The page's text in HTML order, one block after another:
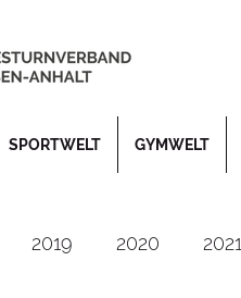
SPORTWELT GYMWELT
2019 2020 2021